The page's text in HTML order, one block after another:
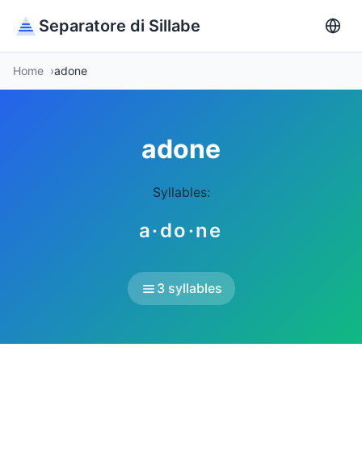
Separatore di Sillabe
Home adone
adone
Syllables:
a·do·ne
3 syllables